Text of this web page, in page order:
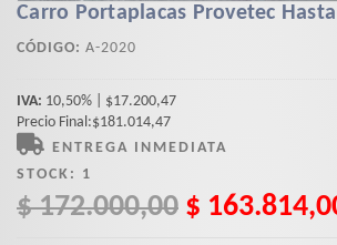
Carro Portaplacas Provetec
CÓDIGO: A-2020
IVA: 10,50% | $17.200,47
Precio Final:$181.014,47
ENTREGA INMEDIATA
STOCK: 1
$ 172.000,00 $